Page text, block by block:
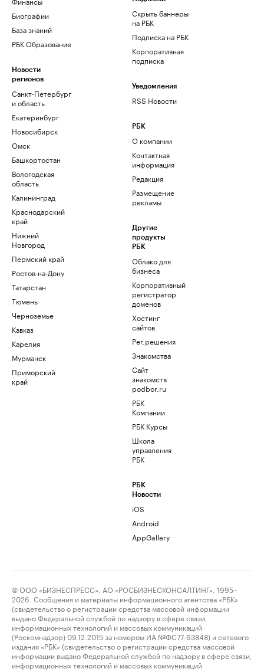
Биографии
База знаний
РБК Образование
Новости
регионов
Санкт-Петербург
и область
Екатеринбург
Новосибирск
Омск
Башкортостан
Вологодская
область
Калининград
Краснодарский
край
Нижний
Новгород
Пермский край
Ростов-на-Дону
Татарстан
Тюмень
Черноземье
Кавказ
Карелия
Мурманск
Приморский
край
Скрыть баннеры
на РБК
Подписка на РБК
Корпоративная
подписка
Уведомления
RSS Новости
РБК
О компании
Контактная
информация
Редакция
Размещение
рекламы
Другие
продукты
РБК
Облако для
бизнеса
Корпоративный
регистратор
доменов
Хостинг
сайтов
Рег.решения
Знакомства
Сайт
знакомств
podbor.ru
РБК
Компании
РБК Курсы
Школа
управления
РБК
РБК
Новости
iOS
Android
AppGallery
© ООО «БИЗНЕСПРЕСС», АО «РОСБИЗНЕСКОНСАЛТИНГ», 1995–
2026. Сообщения и материалы информационного агентства «РБК»
(свидетельство о регистрации средства массовой информации
выдано Федеральной службой по надзору в сфере связи,
информационных технологий и массовых коммуникаций
(Роскомнадзор) 09.12.2015 за номером ИА №ФС77-63848) и сетевого
издания «РБК» (свидетельство о регистрации средства массовой
информации выдано Федеральной службой по надзору в сфере связи,
информационных технологий и массовых коммуникаций